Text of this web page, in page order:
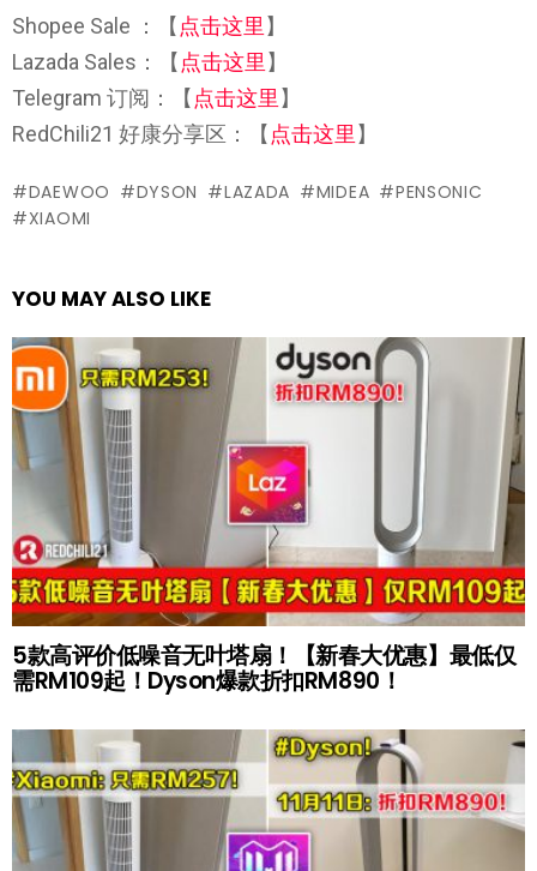
Shopee Sale ：【 点击这里 】
Lazada Sales：【 点击这里 】
Telegram 订阅：【 点击这里 】
RedChili21 好康分享区：【 点击这里 】
DAEWOO DYSON LAZADA MIDEA
PENSONIC
XIAOMI
YOU MAY ALSO LIKE
5款高评价低噪音无叶塔扇！【新春大优惠】最低仅
需RM109起！Dyson爆款折扣RM890！